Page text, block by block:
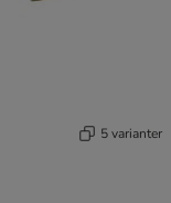
5 varianter